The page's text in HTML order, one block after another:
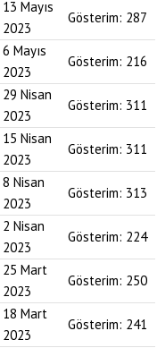
13 Mayıs
2023
Gösterim: 287
6 Mayıs
2023
Gösterim: 216
29 Nisan
2023
Gösterim: 311
15 Nisan
2023
Gösterim: 311
8 Nisan
2023
Gösterim: 313
2 Nisan
2023
Gösterim: 224
25 Mart
2023
Gösterim: 250
18 Mart
2023
Gösterim: 241